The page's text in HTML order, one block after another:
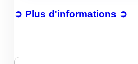
➲ Plus d'informations ➲